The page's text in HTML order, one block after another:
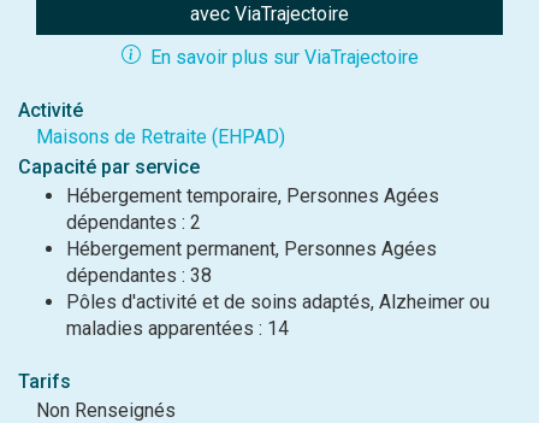
avec ViaTrajectoire
En savoir plus sur ViaTrajectoire
Activité
Maisons de Retraite (EHPAD)
Capacité par service
Hébergement temporaire, Personnes Agées
dépendantes : 2
Hébergement permanent, Personnes Agées
dépendantes : 38
Pôles d'activité et de soins adaptés, Alzheimer ou
maladies apparentées : 14
Tarifs
Non Renseignés